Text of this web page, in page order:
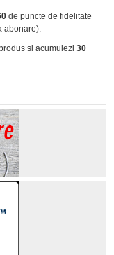
de puncte de fidelitate
abonare).
si acumulezi 30